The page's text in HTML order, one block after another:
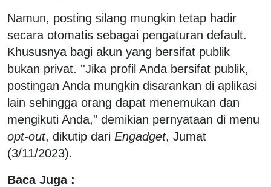
Namun, posting silang mungkin tetap hadir
secara otomatis sebagai pengaturan default.
Khususnya bagi akun yang bersifat publik
bukan privat. ''Jika profil Anda bersifat publik,
postingan Anda mungkin disarankan di aplikasi
lain sehingga orang dapat menemukan dan
mengikuti Anda,” demikian pernyataan di menu
opt-out, dikutip dari Engadget, Jumat
(3/11/2023).
Baca Juga :